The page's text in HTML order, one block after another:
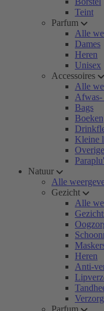
Teint
Parfum
Alle
Dames
Heren
Unisex
Accessoires
Alle
Afwas-
Bags
Boeken
Kleine
Overige
Natuur
Alle
Gezicht
Alle
Heren
Anti-
Parfum